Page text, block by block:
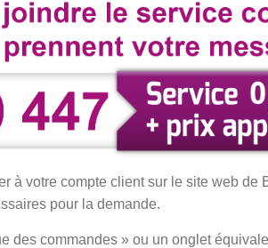
à votre compte client sur le site web de
pour la demande.
des commandes » ou un onglet